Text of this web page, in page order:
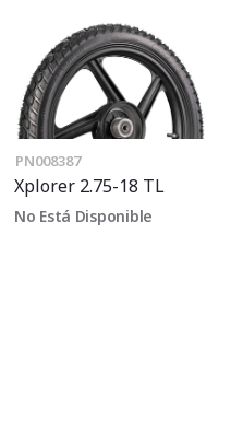
PN008387
Xplorer 2.75-18 TL
No Está Disponible